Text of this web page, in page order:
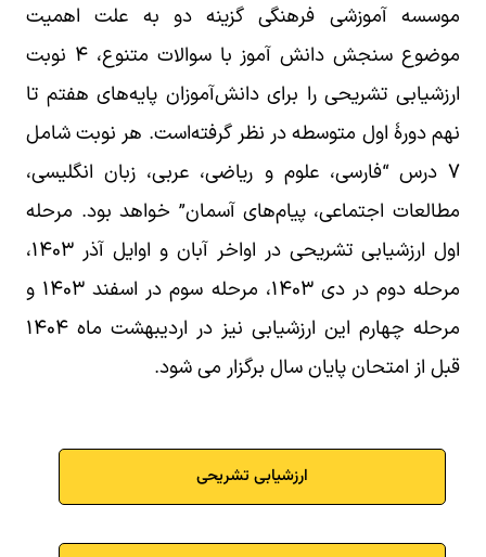
موسسه آموزشی فرهنگی گزینه دو به علت اهمیت
موضوع سنجش دانش آموز با سوالات متنوع، ۴ نوبت
ارزشیابی تشریحی را برای دانش‌آموزان پایه‌های هفتم تا
نهم دورۀ اول متوسطه در نظر گرفته‌است. هر نوبت شامل
۷ درس‌ “فارسی، علوم و ریاضی، عربی، زبان انگلیسی،
مطالعات اجتماعی، پیام‌های آسمان” خواهد بود. مرحله
اول ارزشیابی تشریحی در اواخر آبان و اوایل آذر ۱۴۰۳،
مرحله دوم در دی ۱۴۰۳، مرحله سوم در اسفند ۱۴۰۳ و
مرحله چهارم این ارزشیابی نیز در اردیبهشت ماه ۱۴۰۴
قبل از امتحان پایان سال برگزار می شود.
ارزشیابی تشریحی